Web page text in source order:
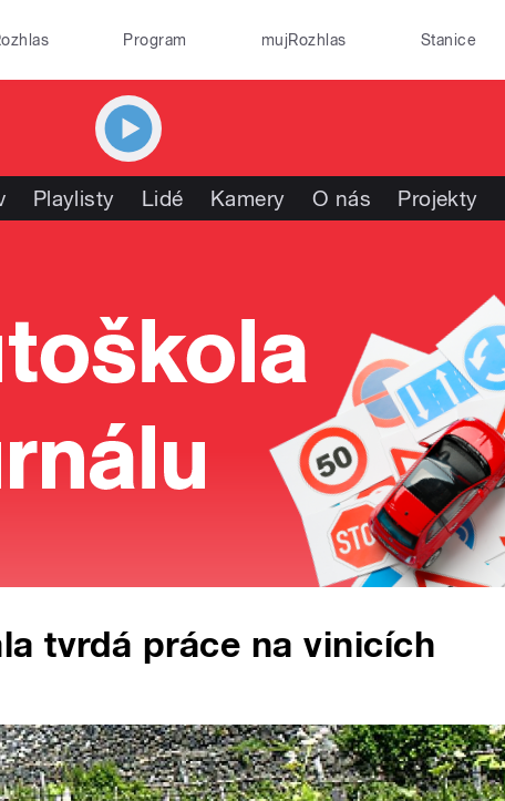
Program mujRozhlas Stanice
Playlisty Lidé Kamery O nás Projekty
tvrdá práce na vinicích